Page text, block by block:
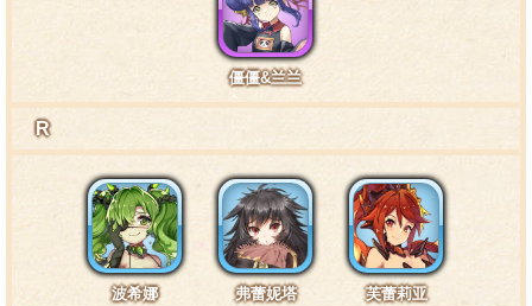
特训4阶段台词1·头部3
团长不要啦……
特训4阶段台词2·胸部3
僵僵&兰兰
R
波希娜 弗蕾妮塔 芙蕾莉亚